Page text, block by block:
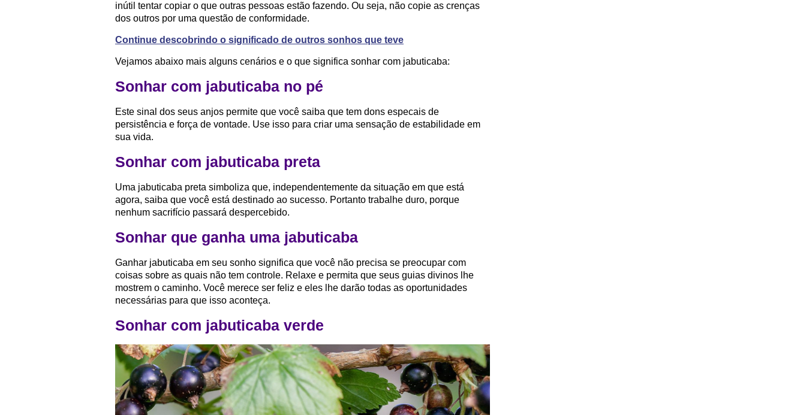
inútil tentar copiar o que outras pessoas estão fazendo. Ou seja, não copie as crenças
dos outros por uma questão de conformidade.
Continue descobrindo o significado de outros sonhos que teve
Vejamos abaixo mais alguns cenários e o que significa sonhar com jabuticaba:
Sonhar com jabuticaba no pé
Este sinal dos seus anjos permite que você saiba que tem dons especais de
persistência e força de vontade. Use isso para criar uma sensação de estabilidade em
sua vida.
Sonhar com jabuticaba preta
Uma jabuticaba preta simboliza que, independentemente da situação em que está
agora, saiba que você está destinado ao sucesso. Portanto trabalhe duro, porque
nenhum sacrifício passará despercebido.
Sonhar que ganha uma jabuticaba
Ganhar jabuticaba em seu sonho significa que você não precisa se preocupar com
coisas sobre as quais não tem controle. Relaxe e permita que seus guias divinos lhe
mostrem o caminho. Você merece ser feliz e eles lhe darão todas as oportunidades
necessárias para que isso aconteça.
Sonhar com jabuticaba verde